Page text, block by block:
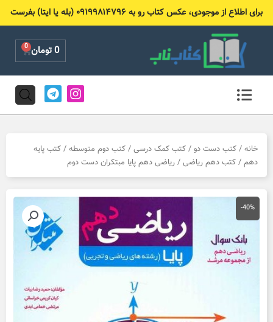
برای اطلاع از موجودی، عکس کتاب رو به ۰۹۱۹۹۸۱۴۷۹۶ (بله یا ایتا) بفرست
0تومان 0
Cart
I
n
s
g
r
a
T
e
l
r
m
خانه / کتب دست دو / کتب کمک درسی / کتب دوم متوسطه / کتب پایه
دهم / کتب دهم ریاضی / ریاضی دهم پایا مبتکران دست دوم
-40%